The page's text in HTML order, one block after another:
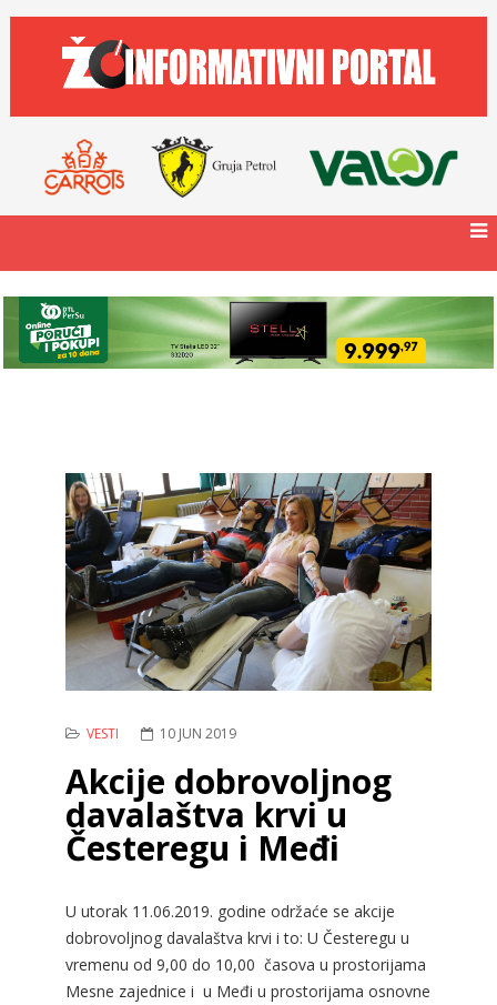
VESTI 10 JUN 2019
Akcije dobrovoljnog
davalaštva krvi u
Česteregu i Međi
U utorak 11.06.2019. godine održaće se akcije
dobrovoljnog davalaštva krvi i to: U Česteregu u
vremenu od 9,00 do 10,00 časova u prostorijama
Mesne zajednice i u Međi u prostorijama osnovne